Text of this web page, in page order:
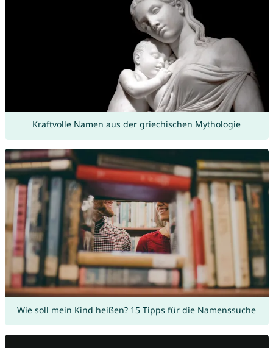
Kraftvolle Namen aus der griechischen Mythologie
Wie soll mein Kind heißen? 15 Tipps für die Namenssuche